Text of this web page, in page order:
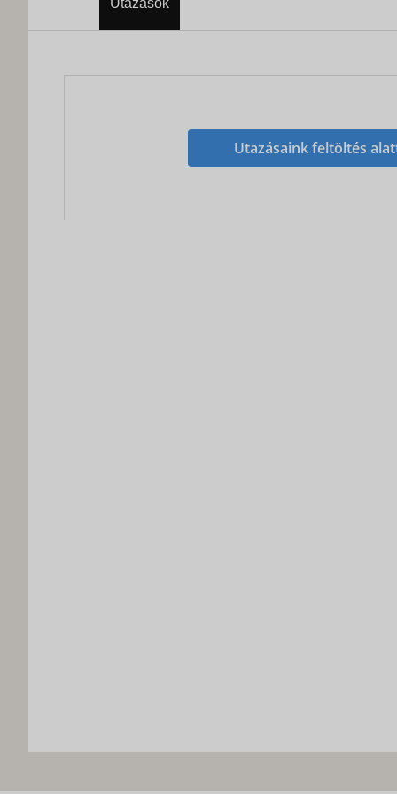
Utazások
Utazásaink feltöltés